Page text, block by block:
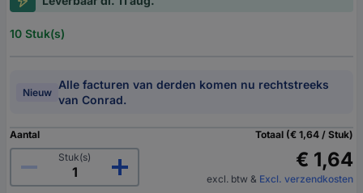
10 Stuk(s)
Nieuw
Alle facturen van derden komen nu rechtstreeks
van Conrad.
Aantal
Stuk(s)
Totaal (€ 1,64 / Stuk)
€ 1,64
excl. btw & Excl. verzendkosten